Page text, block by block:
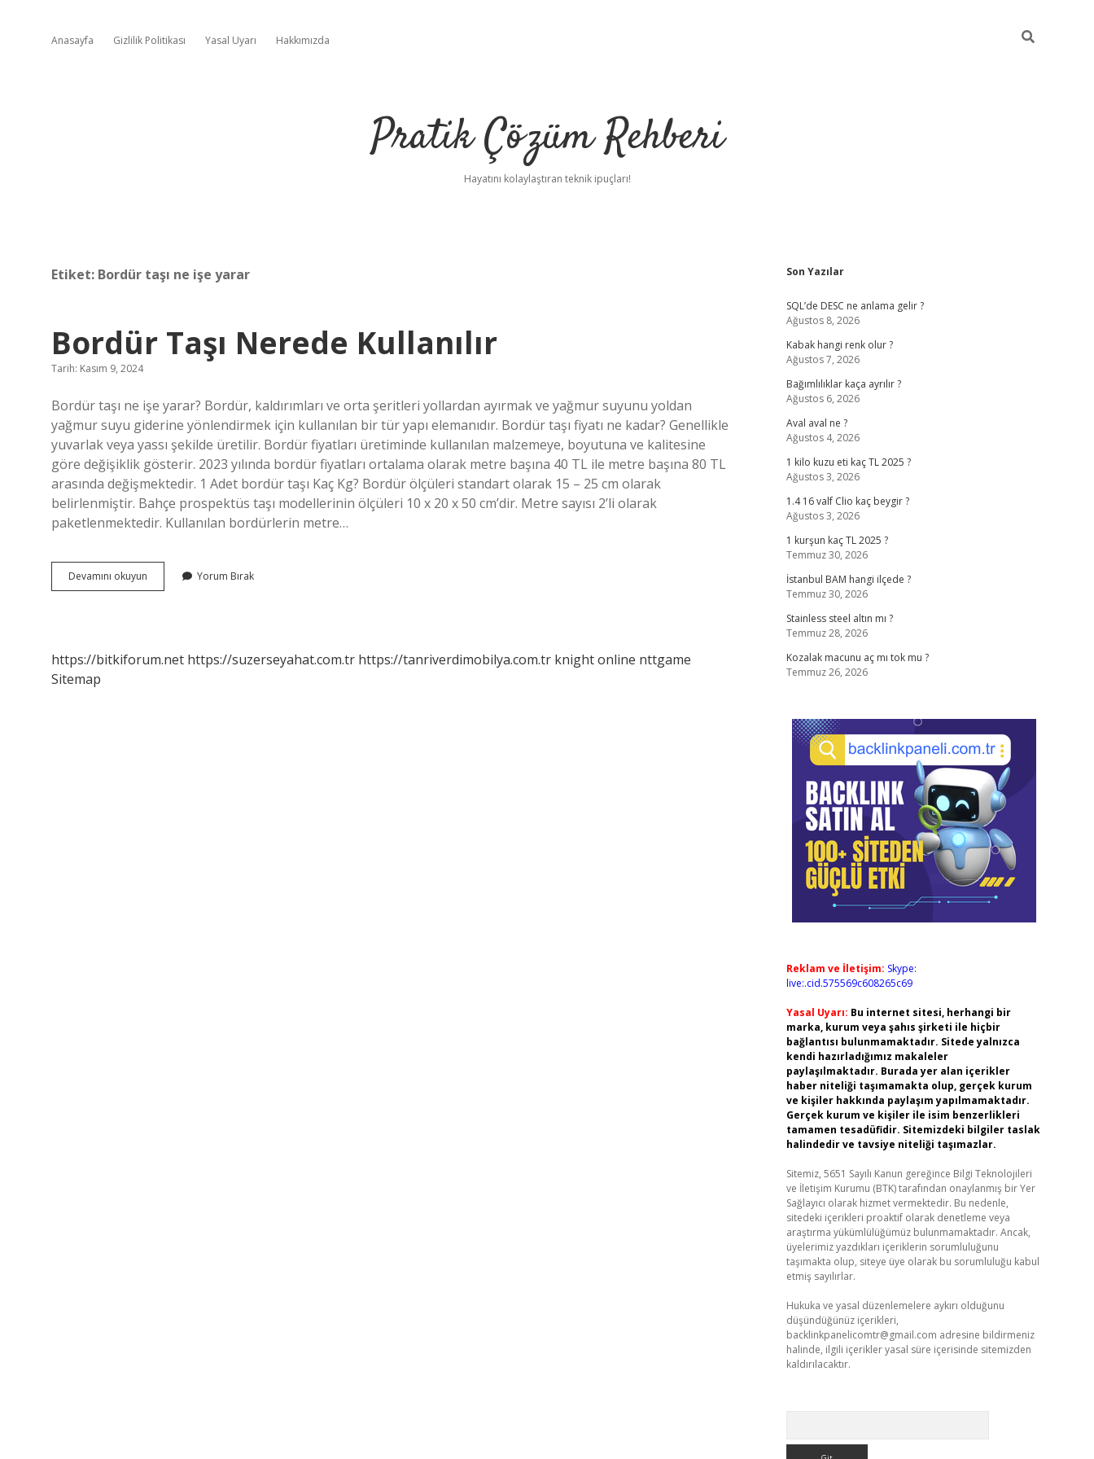
Anasayfa Gizlilik Politikası Yasal Uyarı Hakkımızda
Pratik Çözüm Rehberi
Hayatını kolaylaştıran teknik ipuçları!
Etiket: Bordür taşı ne işe yarar
Bordür Taşı Nerede Kullanılır
Tarih: Kasım 9, 2024
Bordür taşı ne işe yarar? Bordür, kaldırımları ve orta şeritleri yollardan ayırmak ve yağmur suyunu yoldan
yağmur suyu giderine yönlendirmek için kullanılan bir tür yapı elemanıdır. Bordür taşı fiyatı ne kadar? Genellikle
yuvarlak veya yassı şekilde üretilir. Bordür fiyatları üretiminde kullanılan malzemeye, boyutuna ve kalitesine
göre değişiklik gösterir. 2023 yılında bordür fiyatları ortalama olarak metre başına 40 TL ile metre başına 80 TL
arasında değişmektedir. 1 Adet bordür taşı Kaç Kg? Bordür ölçüleri standart olarak 15 – 25 cm olarak
belirlenmiştir. Bahçe prospektüs taşı modellerinin ölçüleri 10 x 20 x 50 cm’dir. Metre sayısı 2’li olarak
paketlenmektedir. Kullanılan bordürlerin metre…
Devamını okuyun
Taşı
Yorum Bırak
https://bitkiforum.net https://suzerseyahat.com.tr https://tanriverdimobilya.com.tr knight online nttgame
Sitemap
Sidebar
Son Yazılar
SQL’de DESC ne anlama gelir ?
Ağustos 8, 2026
Kabak hangi renk olur ?
Ağustos 7, 2026
Bağımlılıklar kaça ayrılır ?
Ağustos 6, 2026
Aval aval ne ?
Ağustos 4, 2026
1 kilo kuzu eti kaç TL 2025 ?
Ağustos 3, 2026
1.4 16 valf Clio kaç beygir ?
Ağustos 3, 2026
1 kurşun kaç TL 2025 ?
Temmuz 30, 2026
İstanbul BAM hangi ilçede ?
Temmuz 30, 2026
Stainless steel altın mı ?
Temmuz 28, 2026
Kozalak macunu aç mı tok mu ?
Temmuz 26, 2026
Reklam ve İletişim: Skype:
live:.cid.575569c608265c69
Yasal Uyarı: Bu internet sitesi, herhangi bir
marka, kurum veya şahıs şirketi ile hiçbir
bağlantısı bulunmamaktadır. Sitede yalnızca
kendi hazırladığımız makaleler
paylaşılmaktadır. Burada yer alan içerikler
haber niteliği taşımamakta olup, gerçek kurum
ve kişiler hakkında paylaşım yapılmamaktadır.
Gerçek kurum ve kişiler ile isim benzerlikleri
tamamen tesadüfidir. Sitemizdeki bilgiler taslak
halindedir ve tavsiye niteliği taşımazlar.
Sitemiz, 5651 Sayılı Kanun gereğince Bilgi Teknolojileri
ve İletişim Kurumu (BTK) tarafından onaylanmış bir Yer
Sağlayıcı olarak hizmet vermektedir. Bu nedenle,
sitedeki içerikleri proaktif olarak denetleme veya
araştırma yükümlülüğümüz bulunmamaktadır. Ancak,
üyelerimiz yazdıkları içeriklerin sorumluluğunu
taşımakta olup, siteye üye olarak bu sorumluluğu kabul
etmiş sayılırlar.
Hukuka ve yasal düzenlemelere aykırı olduğunu
düşündüğünüz içerikleri,
backlinkpanelicomtr@gmail.com adresine bildirmeniz
halinde, ilgili içerikler yasal süre içerisinde sitemizden
kaldırılacaktır.